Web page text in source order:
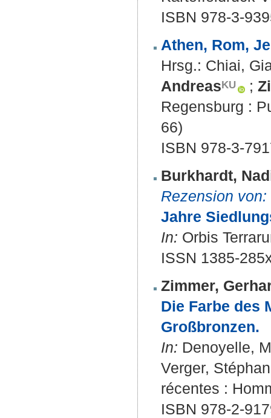
ISBN 978-3-
Athen, Rom,
Hrsg.: Chiai,
Andreas
;
Regensburg :
66)
ISBN 978-3-
Burkhardt,
Rezension von:
Jahre
In: Orbis
ISSN 1385-
Zimmer,
Die Farbe des
Großbronzen.
In: Denoyelle,
Verger,
récentes :
ISBN 978-2-